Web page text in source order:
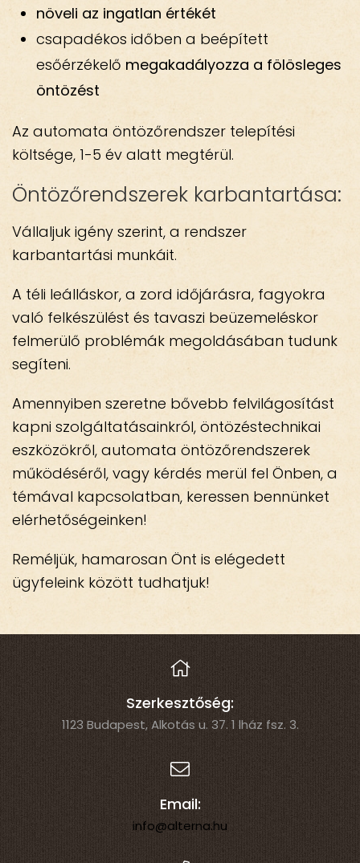
növeli az ingatlan értékét
csapadékos időben a beépített
esőérzékelő megakadályozza a fölösleges
öntözést
Az automata öntözőrendszer telepítési
költsége, 1-5 év alatt megtérül.
Öntözőrendszerek karbantartása:
Vállaljuk igény szerint, a rendszer
karbantartási munkáit.
A téli leálláskor, a zord időjárásra, fagyokra
való felkészülést és tavaszi beüzemeléskor
felmerülő problémák megoldásában tudunk
segíteni.
Amennyiben szeretne bővebb felvilágosítást
kapni szolgáltatásainkról, öntözéstechnikai
eszközökről, automata öntözőrendszerek
működéséről, vagy kérdés merül fel Önben, a
témával kapcsolatban, keressen bennünket
elérhetőségeinken!
Reméljük, hamarosan Önt is elégedett
ügyfeleink között tudhatjuk!
Szerkesztőség:
1123 Budapest, Alkotás u. 37. 1 lház fsz. 3.
Email:
info@alterna.hu